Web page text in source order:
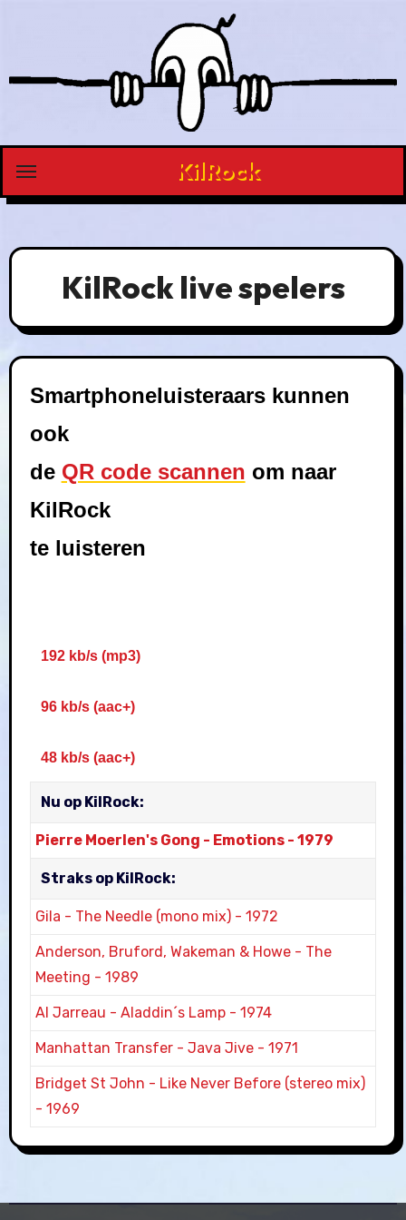
inhoud
KilRock
KilRock live spelers
Smartphoneluisteraars kunnen
ook
de QR code scannen om naar
KilRock
te luisteren
192 kb/s (mp3)
96 kb/s (aac+)
48 kb/s (aac+)
Nu op KilRock:
Pierre Moerlen's Gong - Emotions - 1979
Straks op KilRock:
Gila - The Needle (mono mix) - 1972
Anderson, Bruford, Wakeman & Howe - The
Meeting - 1989
Al Jarreau - Aladdin´s Lamp - 1974
Manhattan Transfer - Java Jive - 1971
Bridget St John - Like Never Before (stereo mix)
- 1969